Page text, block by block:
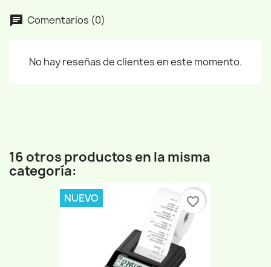
Comentarios (0)
No hay reseñas de clientes en este momento.
16 otros productos en la misma
categoría:
NUEVO favorite_border